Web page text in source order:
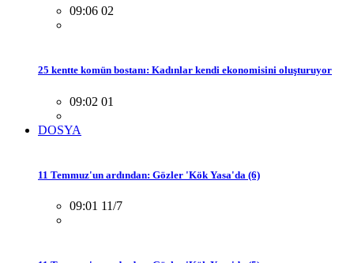
09:06 02
25 kentte komün bostanı: Kadınlar kendi ekonomisini oluşturuyor
09:02 01
DOSYA
11 Temmuz'un ardından: Gözler 'Kök Yasa'da (6)
09:01 11/7